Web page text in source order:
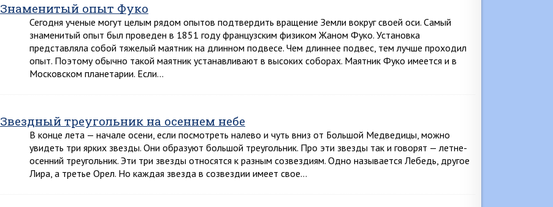
Знаменитый опыт Фуко
Сегодня ученые могут целым рядом опытов подтвердить вращение Земли вокруг своей оси. Самый
знаменитый опыт был проведен в 1851 году французским физиком Жаном Фуко. Установка
представляла собой тяжелый маятник на длинном подвесе. Чем длиннее подвес, тем лучше проходил
опыт. Поэтому обычно такой маятник устанавливают в высоких соборах. Маятник Фуко имеется и в
Московском планетарии. Если…
Звездный треугольник на осеннем небе
В конце лета — начале осени, если посмотреть налево и чуть вниз от Большой Медведицы, можно
увидеть три ярких звезды. Они образуют большой треугольник. Про эти звезды так и говорят — летне-
осенний треугольник. Эти три звезды относятся к разным созвездиям. Одно называется Лебедь, другое
Лира, а третье Орел. Но каждая звезда в созвездии имеет свое…